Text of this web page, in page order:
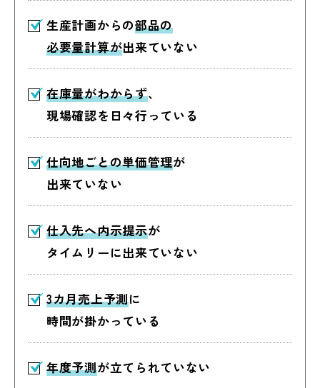
生産計画からの部品の
必要量計算が出来ていない
在庫量がわからず、
現場確認を 日々行っている
仕向地ごとの単価管理が
出来ていない
仕入先へ内示提示が
タイムリーに出来ていない
3カ月売上予測に
時間が掛かっている
年度予測が立てられていない